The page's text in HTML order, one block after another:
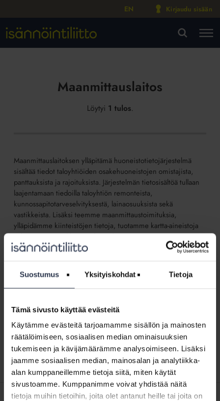
Suostumus Yksityiskohdat Tietoja
Tämä sivusto käyttää evästeitä
Käytämme evästeitä tarjoamamme sisällön ja mainosten
räätälöimiseen, sosiaalisen median ominaisuuksien
tukemiseen ja kävijämäärämme analysoimiseen. Lisäksi
jaamme sosiaalisen median, mainosalan ja analytiikka-
alan kumppaneillemme tietoja siitä, miten käytät
sivustoamme. Kumppanimme voivat yhdistää näitä
tietoja muihin tietoihin, joita olet antanut heille tai joita on
EN Kirjaudu sisään
Maanmittauslaitos
Löytyi 1 tulos.
Maanmittauslaitoksen ylläpitämä huoneistotietojärjestelmä
sisältää tiedot taloyhtiöiden osakehuoneistojen omistajista,
panttauksista ja rajoituksista. Järjestelmän tietosisältöä tullaan
laajentamaan tiedoilla taloyhtiön remonteista,
kunnossapitotarveselvityksestä, lainaosuuksista sekä
vastikkeista. Lisäksi teemme maanmittaustoimituksia,
ylläpidämme kiinteistöjen tietoja, tuotamme kartta-aineistoja
sekä teemme paikkatietoalan tutkimusta.
Huoneistotietojärjestelmästä
rakentuu taloyhtiöiden
osakehuoneistojen
tietopankki
osakehuoneistojen tietopankki
KUMPPANISISÄLTÖ
Maanmittauslaitoksen huoneistotietojärjestelmään
ilmoitetaan nyt taloyhtiöiden hallinnollisia tietoja.